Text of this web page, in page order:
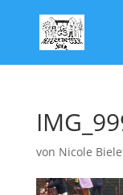
von Nicole